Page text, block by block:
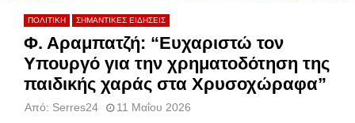
ΠΟΛΙΤΙΚΗ ΣΗΜΑΝΤΙΚΕΣ ΕΙΔΗΣΕΙΣ
Φ. Αραμπατζή: “Ευχαριστώ τον
Υπουργό για την χρηματοδότηση της
παιδικής χαράς στα Χρυσοχώραφα”
Από: Serres24 11 Μαΐου 2026